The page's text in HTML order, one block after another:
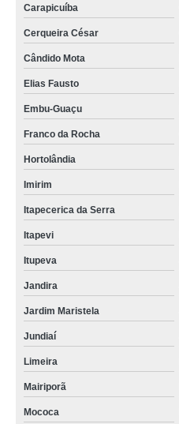
Carapicuíba
Cerqueira César
Cândido Mota
Elias Fausto
Embu-Guaçu
Franco da Rocha
Hortolândia
Imirim
Itapecerica da Serra
Itapevi
Itupeva
Jandira
Jardim Maristela
Jundiaí
Limeira
Mairiporã
Mococa